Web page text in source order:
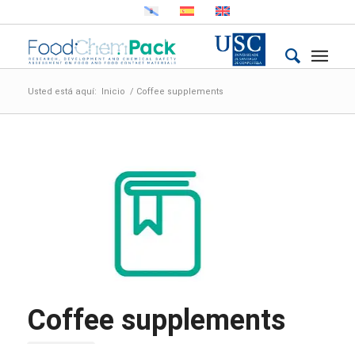
Usted está aquí: Inicio / Coffee supplements
Coffee supplements